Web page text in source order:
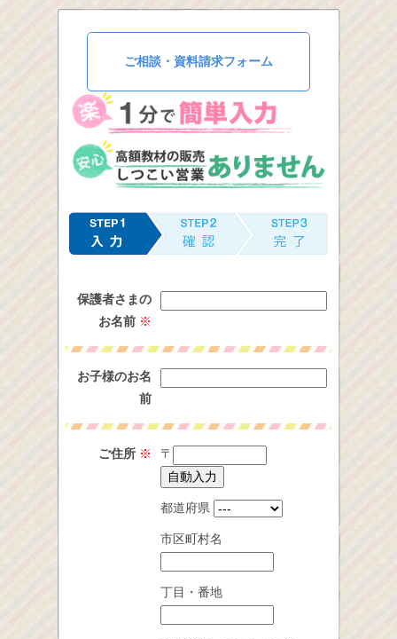
ご相談・資料請求フォーム
保護者さまの
お名前 ※
お子様のお名
前
ご住所 ※ 〒
都道府県
市区町村名
丁目・番地